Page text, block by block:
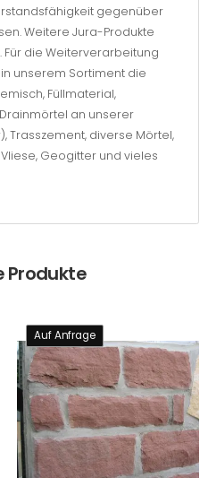
gegenüber
Weitere Jura-Produkte
Für die Weiterverarbeitung
unserem Sortiment die
Füllmaterial,
an unserer
Trasszement, diverse Mörtel,
Geogitter und vieles
Produkte
Auf Anfrage